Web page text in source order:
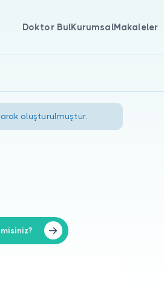
Doktor BulKurumsalMakaleler
oluşturulmuştur.
misiniz?